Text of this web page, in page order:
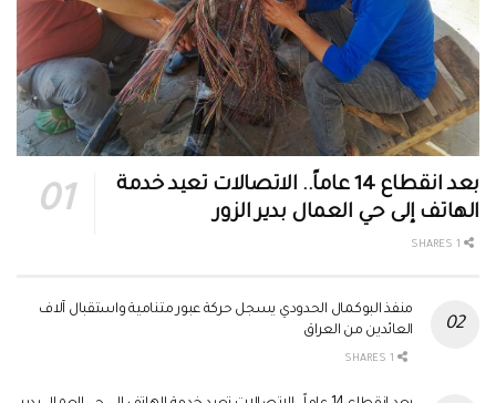
بعد انقطاع 14 عاماً.. الاتصالات تعيد خدمة
الهاتف إلى حي العمال بدير الزور
منفذ البوكمال الحدودي يسجل حركة عبور متنامية واستقبال آلاف
العائدين من العراق